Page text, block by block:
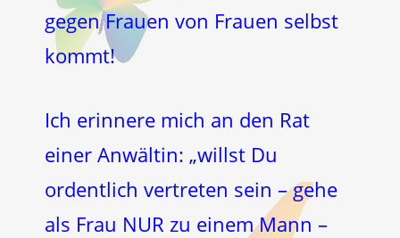
gegen Frauen von Frauen selbst
kommt!
Ich erinnere mich an den Rat
einer Anwältin: „willst Du
ordentlich vertreten sein – gehe
als Frau NUR zu einem Mann –